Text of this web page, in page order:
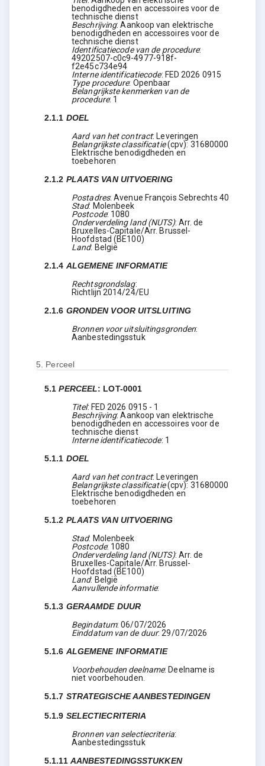
benodigdheden en accessoires voor de
technische dienst
Beschrijving:Aankoop van elektrische
benodigdheden en accessoires voor de
technische dienst
Identificatiecode van de procedure:
49202507-c0c9-4977-918f-
f2e45c734e94
Interne identificatiecode: FED 2026 0915
Type procedure: Openbaar
Belangrijkste kenmerken van de
procedure: 1
2.1.1 DOEL
Aard van het contract:Leveringen
Belangrijkste classificatie (cpv): 31680000
Elektrische benodigdheden en
toebehoren
2.1.2 PLAATS VAN UITVOERING
Postadres:Avenue François Sebrechts 40
Stad: Molenbeek
Postcode: 1080
Onderverdeling land (NUTS): Arr. de
Bruxelles-Capitale/Arr. Brussel-
Hoofdstad (BE100)
Land: België
2.1.4 ALGEMENE INFORMATIE
Rechtsgrondslag:
Richtlijn 2014/24/EU
2.1.6 GRONDEN VOOR UITSLUITING
Bronnen voor uitsluitingsgronden:
Aanbestedingsstuk
5. Perceel
5.1PERCEEL: LOT-0001
Titel: FED 2026 0915 - 1
Beschrijving:Aankoop van elektrische
benodigdheden en accessoires voor de
technische dienst
Interne identificatiecode: 1
5.1.1 DOEL
Aard van het contract: Leveringen
Belangrijkste classificatie (cpv): 31680000
Elektrische benodigdheden en
toebehoren
5.1.2 PLAATS VAN UITVOERING
Stad: Molenbeek
Postcode: 1080
Onderverdeling land (NUTS): Arr. de
Bruxelles-Capitale/Arr. Brussel-
Hoofdstad (BE100)
Land: België
Aanvullende informatie:
5.1.3 GERAAMDE DUUR
Begindatum:06/07/2026
Einddatum van de duur:29/07/2026
5.1.6 ALGEMENE INFORMATIE
Voorbehouden deelname: Deelname is
niet voorbehouden.
5.1.7 STRATEGISCHE AANBESTEDINGEN
5.1.9 SELECTIECRITERIA
Bronnen van selectiecriteria:
Aanbestedingsstuk
5.1.11 AANBESTEDINGSSTUKKEN